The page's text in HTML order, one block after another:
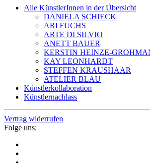
Alle KünstlerInnen in der Übersicht
DANIELA SCHIECK
ARI FUCHS
ARTE DI SILVIO
ANETT BAUER
KERSTIN HEINZE-
KAY LEONHARDT
STEFFEN KRAUSHAAR
ATELIER BLAU
Künstlerkollaboration
Künstlernachlass
Vertrag widerrufen
Folge uns: